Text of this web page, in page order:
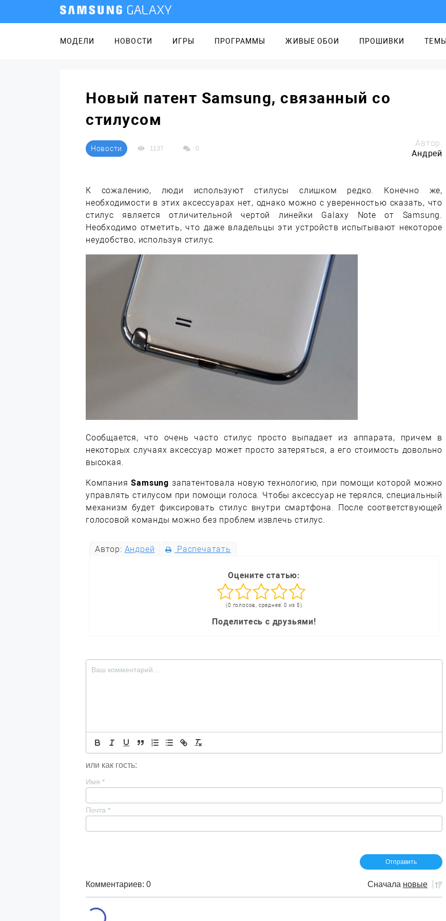
МОДЕЛИ НОВОСТИ ИГРЫ ПРОГРАММЫ ЖИВЫЕ ОБОИ ПРОШИВКИ ТЕМЫ
Новый патент Samsung, связанный со
стилусом
Новости 1137 0
Автор:
Андрей
К сожалению, люди используют стилусы слишком редко. Конечно же,
необходимости в этих аксессуарах нет, однако можно с уверенностью сказать, что
стилус является отличительной чертой линейки Galaxy Note от Samsung.
Необходимо отметить, что даже владельцы эти устройств испытывают некоторое
неудобство, используя стилус.
Сообщается, что очень часто стилус просто выпадает из аппарата, причем в
некоторых случаях аксессуар может просто затеряться, а его стоимость довольно
высокая.
КомпанияSamsung запатентовала новую технологию, при помощи которой можно
управлять стилусом при помощи голоса. Чтобы аксессуар не терялся, специальный
механизм будет фиксировать стилус внутри смартфона. После соответствующей
голосовой команды можно без проблем извлечь стилус.
Автор: Андрей Распечатать
Оцените статью:
(0 голосов, среднее: 0 из 5)
Поделитесь с друзьями!
или как гость:
Имя *
Почта *
Комментариев: 0 Сначала новые